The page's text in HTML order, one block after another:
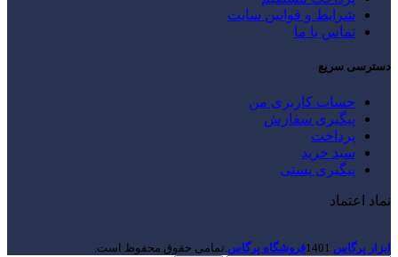
شرایط و قوانین سایت
تماس با ما
دسترسی سریع
حساب کاربری من
پیگیری سفارش
پرداخت
سبد خرید
پیگیری پستی
نماد اعتماد
ابزار پرگاس 1401فروشگاه پرگاس.تمامی حقوق محفوظ است.